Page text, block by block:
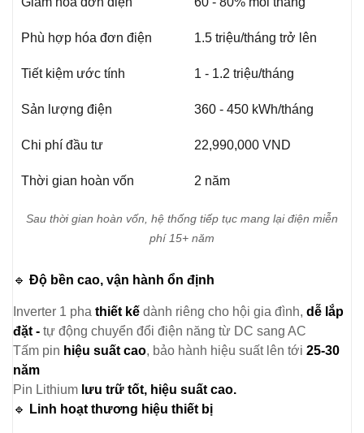
Phù hợp hóa đơn điện 1.5 triệu/tháng trở lên
Tiết kiệm ước tính 1 - 1.2 triệu/tháng
Sản lượng điện 360 - 450 kWh/tháng
Chi phí đầu tư 22,990,000 VND
Thời gian hoàn vốn 2 năm
Sau thời gian hoàn vốn, hệ thống tiếp tục mang lại điện miễn
phí 15+ năm
🔹 Độ bền cao, vận hành ổn định
Inverter 1 pha thiết kế dành riêng cho hội gia đình, dễ lắp
đặt - tự động chuyển đổi điện năng từ DC sang AC
Tấm pin hiệu suất cao, bảo hành hiệu suất lên tới 25-30
năm
Pin Lithium lưu trữ tốt, hiệu suất cao.
🔹
Linh hoạt thương hiệu thiết bị